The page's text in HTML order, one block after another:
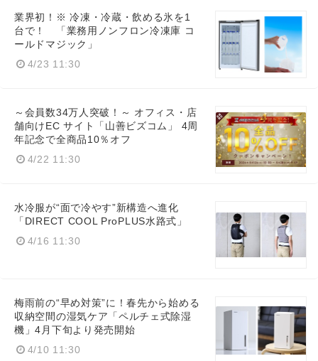
業界初！※ 冷凍・冷蔵・飲める氷を1
台で！ 「業務用ノンフロン冷凍庫 コ
ールドマジック」
4/23 11:30
～会員数34万人突破！～ オフィス・店
舗向けEC サイト「山善ビズコム」 4周
年記念で全商品10％オフ
4/22 11:30
水冷服が“面で冷やす”新構造へ進化
「DIRECT COOL ProPLUS水路式」
4/16 11:30
梅雨前の“早め対策”に！春先から始める
収納空間の湿気ケア「ペルチェ式除湿
機」4月下旬より発売開始
4/10 11:30